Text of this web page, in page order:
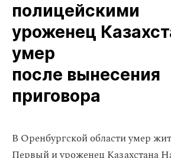
полицейскими
уроженец
умер
после вынесения
приговора
В Оренбургской области умер